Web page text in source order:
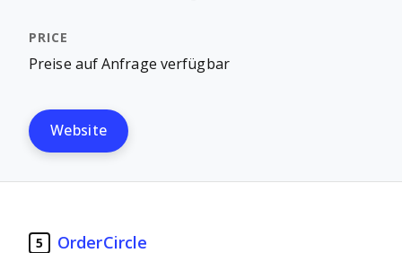
Preise auf Anfrage verfügbar
Website
5 OrderCircle